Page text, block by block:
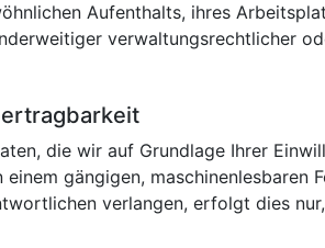
Aufenthalts, ihres
verwaltungsrechtlicher
die wir auf Grundlage Ihrer
gängigen,
verlangen, erfolgt dies